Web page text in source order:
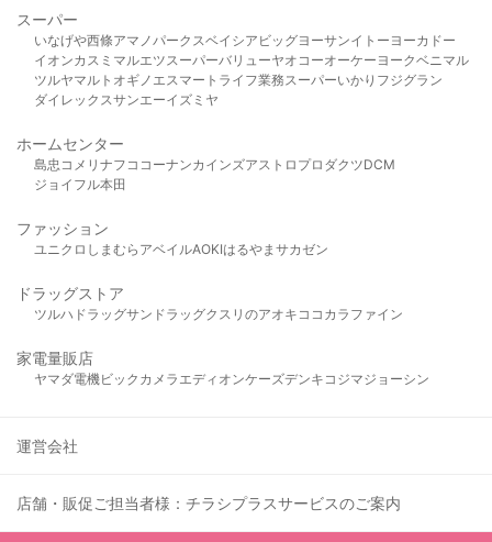
スーパー
いなげや西條アマノパークスベイシア ビッグヨーサンイトーヨーカドー
イオンカスミ マルエツスーパーバリューヤオコーオーケー ヨークベニマル
ツルヤマルト オギノ エスマート ライフ業務スーパーいかり フジグラン
ダイレックスサンエーイズミヤ
ホームセンター
島忠 コメリ ナフコ コーナンカインズアストロプロダクツDCM
ジョイフル本田
ファッション
ユニクロ しまむら アベイルAOKIはるやま サカゼン
ドラッグストア
ツルハドラッグサンドラッグクスリのアオキ ココカラファイン
家電量販店
ヤマダ電機ビックカメラ エディオンケーズデンキ コジマジョーシン
運営会社
店舗・販促ご担当者様：チラシプラスサービスのご案内